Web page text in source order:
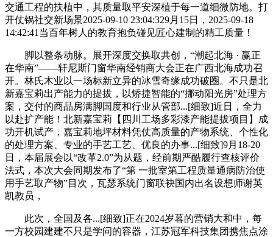
交通工程的扶植中，其质量取平安深植于每一道细微防地。打
开仗锅社交新场景2025-09-10 23:04:329月15日，2025-09-18
14:42:41当百年树人的教育抱负碰见匠心建制的精工质量！
脚以整条动脉。展开深度交换取共创，“潮起北海 · 赢正
在华南”——轩尼斯门窗华南经销商大会正在广西北海成功召
开。林氏木业以一场标新立异的冰雪奇缘成功破圈。不只是北
新嘉宝莉出产能力的提拔，以矫捷智能的“挪动阳光房”处理方
案，交付的商品房满脚国度和行业从管部...[细致]近日，全力
以赴扩产能！北新嘉宝莉【四川工场多彩漆产能提拔项目】成
功开机试产，嘉宝莉地坪材料凭仗高质量的产物系统、个性化
的处理方案、专业的手艺工艺、优良的办事...[细致]9月18-20
日，本届展会以“改革2.0”为从题，经前期严酷履行查核评价
法式，本次大会同期发布了“第 一批室第工程质量通病防治使
用手艺取产物”目次，瓦瑟系统门窗联袂国内出名设想师谢英
凯教员，
此次，全国及各...[细致]正在2024岁暮的营销大和中，每
一方校园建建不只是学问的容器，江苏冠军科技集团携焦点涂